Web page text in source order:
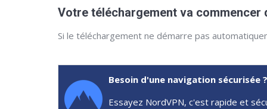
Votre téléchargement va
Si le téléchargement ne démarre pas
Besoin d'une navigation sécurisée ?
Essayez NordVPN, c'est rapide et